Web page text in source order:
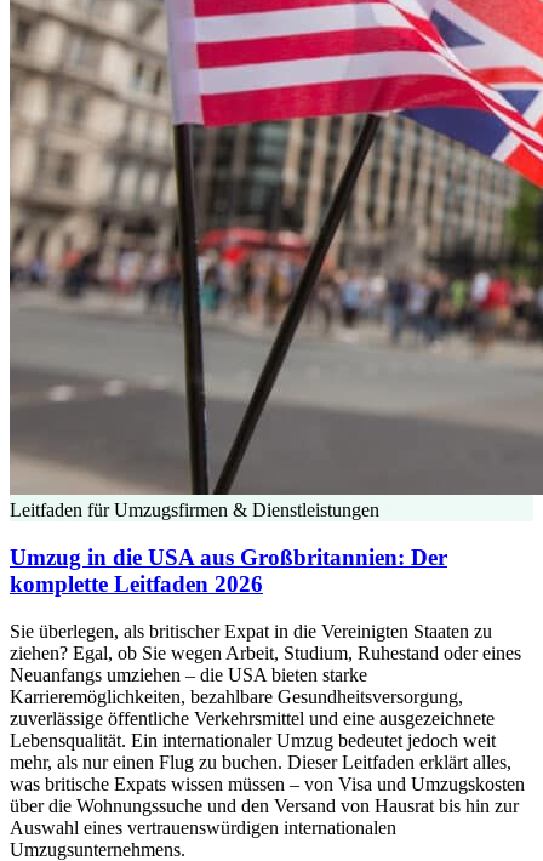
Leitfaden für Umzugsfirmen & Dienstleistungen
Umzug in die USA aus Großbritannien: Der
komplette Leitfaden 2026
Sie überlegen, als britischer Expat in die Vereinigten Staaten zu
ziehen? Egal, ob Sie wegen Arbeit, Studium, Ruhestand oder eines
Neuanfangs umziehen – die USA bieten starke
Karrieremöglichkeiten, bezahlbare Gesundheitsversorgung,
zuverlässige öffentliche Verkehrsmittel und eine ausgezeichnete
Lebensqualität. Ein internationaler Umzug bedeutet jedoch weit
mehr, als nur einen Flug zu buchen. Dieser Leitfaden erklärt alles,
was britische Expats wissen müssen – von Visa und Umzugskosten
über die Wohnungssuche und den Versand von Hausrat bis hin zur
Auswahl eines vertrauenswürdigen internationalen
Umzugsunternehmens.